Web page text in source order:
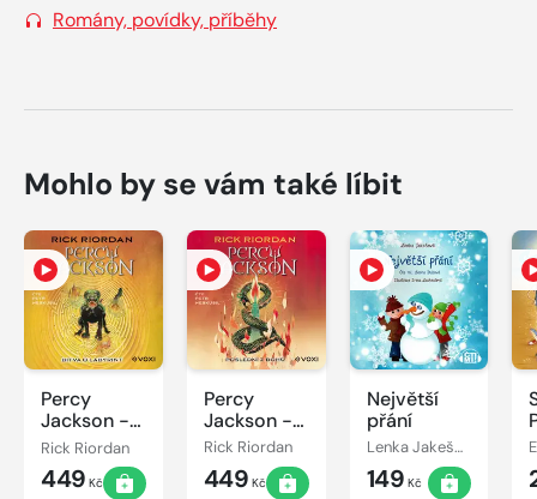
Romány, povídky, příběhy
Mohlo by se vám také líbit
Percy
Jackson -
Bitva o
labyrint
Rick Riordan
449 Kč
Percy
Jackson -
Poslední z
bohů
Rick Riordan
449 Kč
Největší
přání
Lenka Jakešová
149 Kč